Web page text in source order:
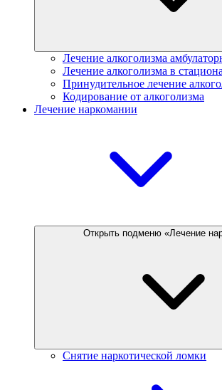
Лечение алкоголизма
Лечение алкоголизма в
Принудительное лечение
Кодирование от алкоголизма
Лечение наркомании
Открыть подменю «Лечение
Снятие наркотической ломки